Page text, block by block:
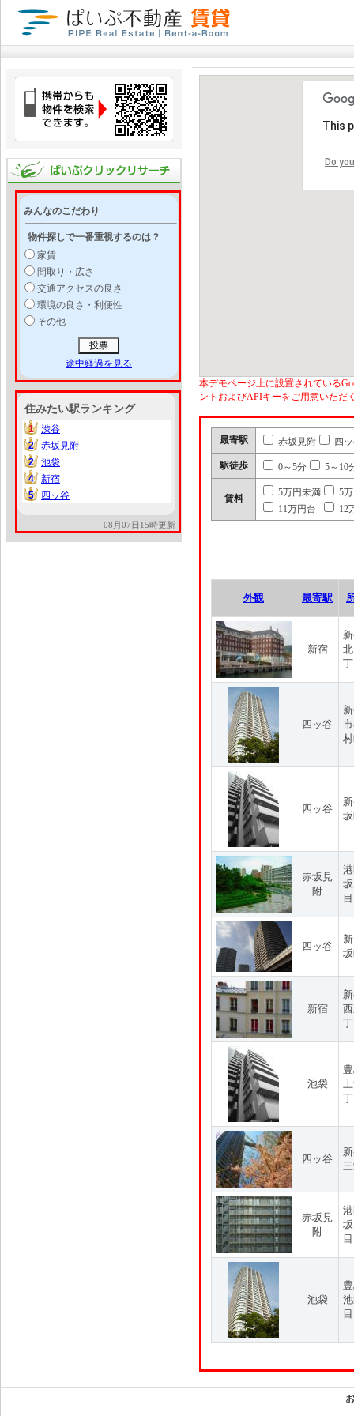
みんなのこだわり
物件探しで一番重視するのは？
家賃
間取り・広さ
交通アクセスの良さ
環境の良さ・利便性
その他
途中経過を見る
住みたい駅ランキング
1
1
渋谷
2
2
赤坂見附
2
2
池袋
4
4
新宿
5
5 四ッ谷
08月07日15時更新
This
Do
本デモページ上に設置されている
ントおよびAPIキーをご用意いただ
最寄駅 赤坂見附 四
駅徒歩 0～5分 5～10
賃料
5万円未満
5
11万円台
12
外観 最寄駅
新宿
四ッ谷
四ッ谷
赤坂見
附
目
四ッ谷
新宿
池袋
四ッ谷
赤坂見
附
目
池袋
目